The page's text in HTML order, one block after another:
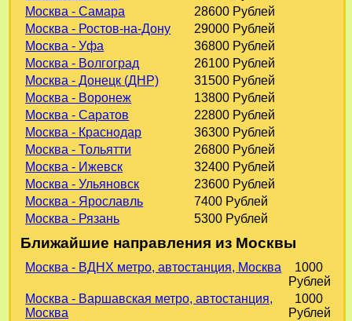
Москва - Самара
28600 Рублей
Москва - Ростов-на-Дону
29000 Рублей
Москва - Уфа
36800 Рублей
Москва - Волгоград
26100 Рублей
Москва - Донецк (ДНР)
31500 Рублей
Москва - Воронеж
13800 Рублей
Москва - Саратов
22800 Рублей
Москва - Краснодар
36300 Рублей
Москва - Тольятти
26800 Рублей
Москва - Ижевск
32400 Рублей
Москва - Ульяновск
23600 Рублей
Москва - Ярославль
7400 Рублей
Москва - Рязань
5300 Рублей
Ближайшие направления из Москвы
Москва - ВДНХ метро, автостанция, Москва
1000
Рублей
Москва - Варшавская метро, автостанция,
Москва
1000
Рублей